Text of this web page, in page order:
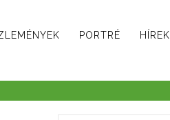
PORTRÉ HÍREK